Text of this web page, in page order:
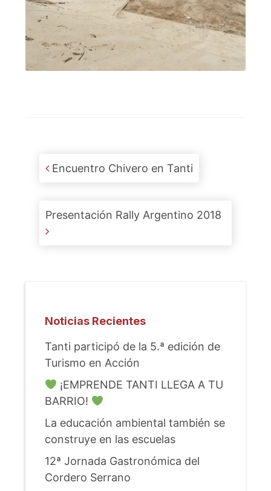
Post navigation
Encuentro Chivero en Tanti
Presentación Rally Argentino 2018
Noticias Recientes
Tanti participó de la 5.ª edición de
Turismo en Acción
¡EMPRENDE TANTI LLEGA A TU
BARRIO!
La educación ambiental también se
construye en las escuelas
12ª Jornada Gastronómica del
Cordero Serrano